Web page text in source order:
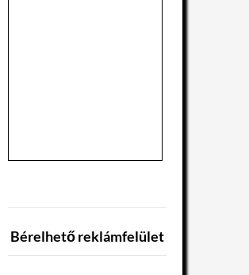
Bérelhető reklámfelület